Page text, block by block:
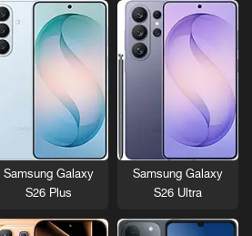
Samsung Galaxy
S26 Ultra
Samsung Galaxy
S26 Plus